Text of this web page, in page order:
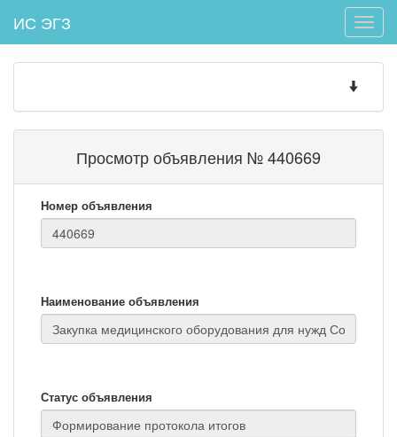
Toggle
ИС ЭГЗ
Toggle
Просмотр объявления № 440669
Номер объявления
Наименование объявления
Статус объявления